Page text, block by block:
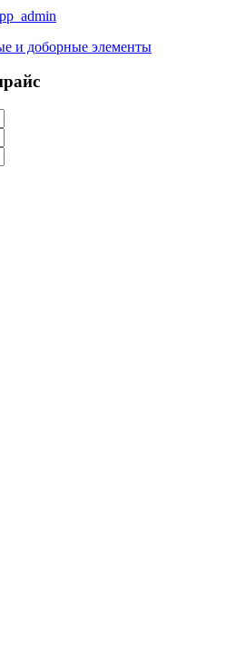
pp_admin
и доборные элементы